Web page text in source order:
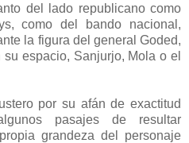
del lado republicano como
como del bando nacional,
la figura del general Goded,
espacio, Sanjurjo, Mola o el
por su afán de exactitud
pasajes de resultar
grandeza del personaje